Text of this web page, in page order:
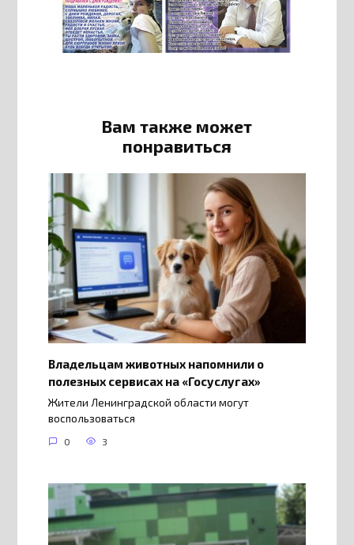
Вам также может
понравиться
Владельцам животных напомнили о
полезных сервисах на «Госуслугах»
Жители Ленинградской области могут
воспользоваться
0 3